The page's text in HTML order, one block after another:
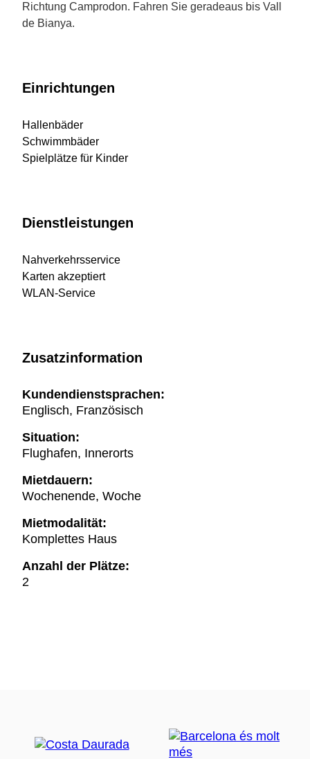
Richtung Camprodon. Fahren Sie geradeaus bis Vall
de Bianya.
Einrichtungen
Hallenbäder
Schwimmbäder
Spielplätze für Kinder
Dienstleistungen
Nahverkehrsservice
Karten akzeptiert
WLAN-Service
Zusatzinformation
Kundendienstsprachen:
Englisch, Französisch
Situation:
Flughafen, Innerorts
Mietdauern:
Wochenende, Woche
Mietmodalität:
Komplettes Haus
Anzahl der Plätze:
2